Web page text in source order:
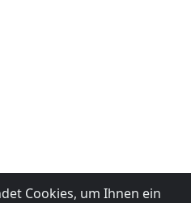
Cookies, um Ihnen ein